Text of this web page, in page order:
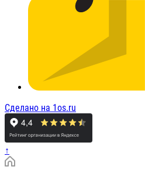
Сделано на 1os.ru
↑